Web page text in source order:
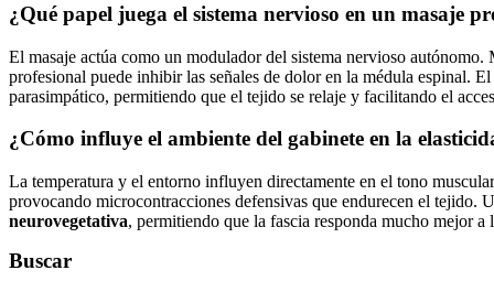
¿Qué papel juega el sistema nervioso en un masaje
El masaje actúa como un modulador del sistema nervioso autónomo.
profesional puede inhibir las señales de dolor en la médula espinal.
parasimpático, permitiendo que el tejido se relaje y facilitando el
¿Cómo influye el ambiente del gabinete en la
La temperatura y el entorno influyen directamente en el tono
provocando microcontracciones defensivas que endurecen el tejido.
neurovegetativa, permitiendo que la fascia responda mucho mejor a
Buscar